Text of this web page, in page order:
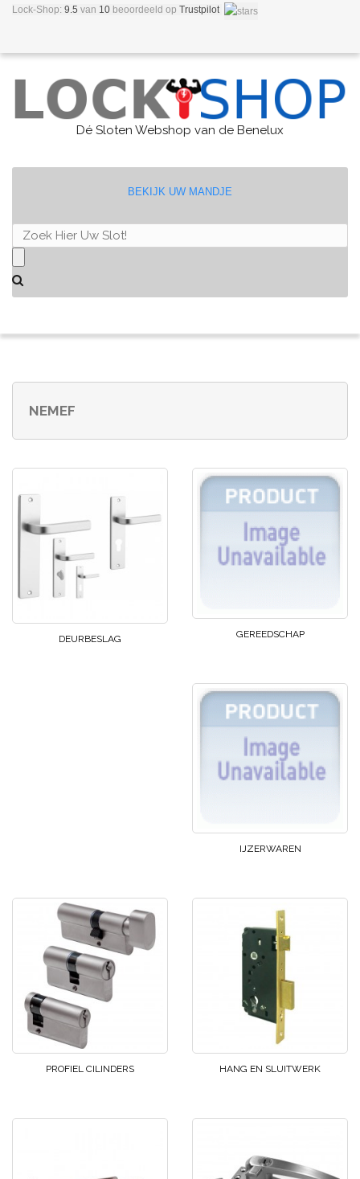
Lock-Shop: 9.5 van 10 beoordeeld op Trustpilot
Dé Sloten Webshop van de Benelux
BEKIJK UW MANDJE
NEMEF
DEURBESLAG GEREEDSCHAP
IJZERWAREN
PROFIEL CILINDERS HANG EN SLUITWERK